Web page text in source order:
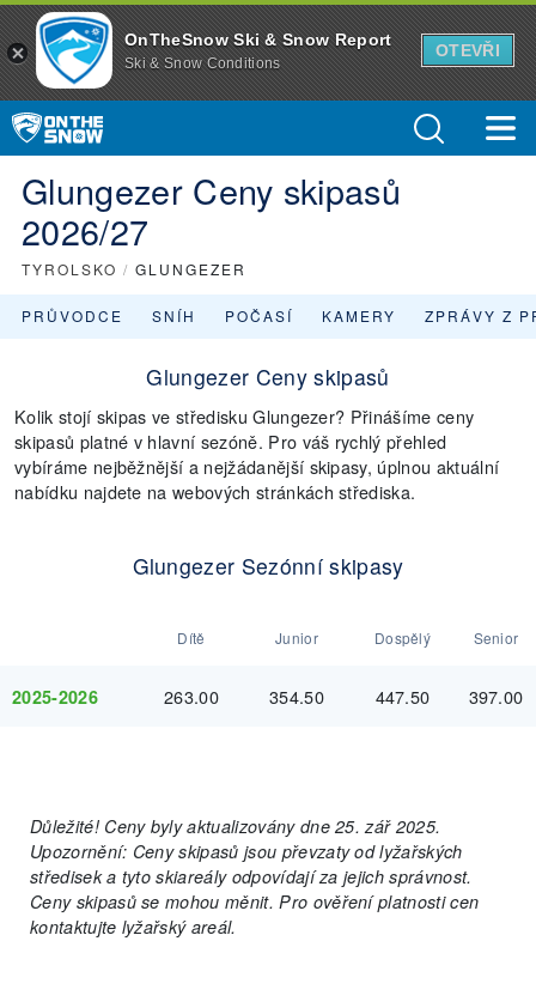
OnTheSnow Ski & Snow Report
Ski & Snow Conditions
OTEVŘI
Glungezer Ceny skipasů
2026/27
TYROLSKO / GLUNGEZER
PRŮVODCE SNÍH POČASÍ KAMERY ZPRÁVY Z
Glungezer Ceny skipasů
Kolik stojí skipas ve středisku Glungezer? Přinášíme ceny
skipasů platné v hlavní sezóně. Pro váš rychlý přehled
vybíráme nejběžnější a nejžádanější skipasy, úplnou aktuální
nabídku najdete na webových stránkách střediska.
Glungezer Sezónní skipasy
Dítě Junior Dospělý Senior
2025-2026 263.00 354.50 447.50 397.00
Důležité! Ceny byly aktualizovány dne 25. zář 2025.
Upozornění: Ceny skipasů jsou převzaty od lyžařských
středisek a tyto skiareály odpovídají za jejich správnost.
Ceny skipasů se mohou měnit. Pro ověření platnosti cen
kontaktujte lyžařský areál.